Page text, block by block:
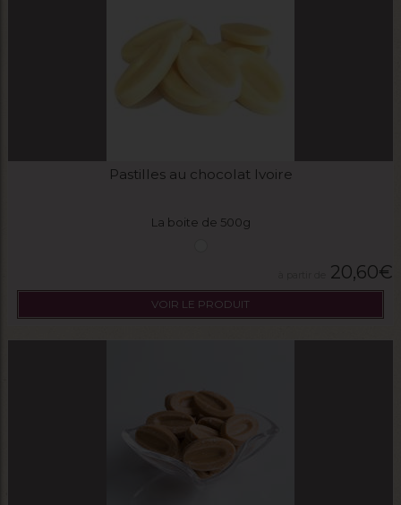
Pastilles au chocolat Ivoire
La boite de 500g
20,60€
VOIR LE PRODUIT